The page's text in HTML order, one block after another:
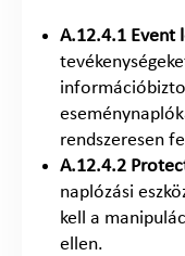
A.12.4.1 Event
rendszeresen
A.12.4.2
naplózási
kell a
ellen.